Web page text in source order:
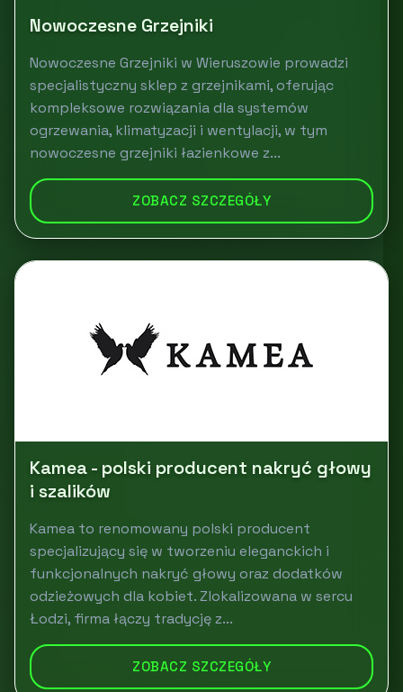
Nowoczesne Grzejniki
Nowoczesne Grzejniki w Wieruszowie prowadzi
specjalistyczny sklep z grzejnikami, oferując
kompleksowe rozwiązania dla systemów
ogrzewania, klimatyzacji i wentylacji, w tym
nowoczesne grzejniki łazienkowe z...
ZOBACZ SZCZEGÓŁY
Kamea - polski producent nakryć głowy
i szalików
Kamea to renomowany polski producent
specjalizujący się w tworzeniu eleganckich i
funkcjonalnych nakryć głowy oraz dodatków
odzieżowych dla kobiet. Zlokalizowana w sercu
Łodzi, firma łączy tradycję z...
ZOBACZ SZCZEGÓŁY